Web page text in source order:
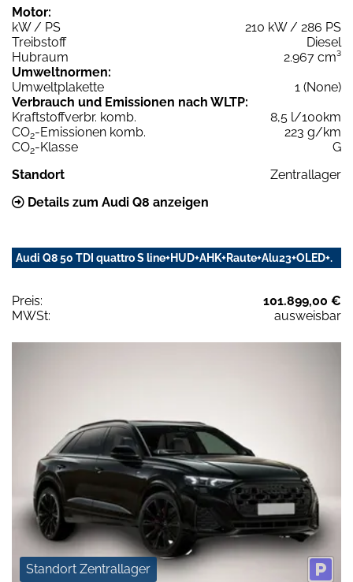
Motor:
kW / PS
210 kW / 286 PS
Treibstoff
Diesel
Hubraum
2.967 cm³
Umweltnormen:
Umweltplakette
1 (None)
Verbrauch und Emissionen nach WLTP:
Kraftstoffverbr. komb.
8,5 l/100km
CO2-Emissionen komb.
223 g/km
CO2-Klasse
G
Standort
Zentrallager
Details zum Audi Q8 anzeigen
Audi Q8 50 TDI quattro S line+HUD+AHK+Raute+Alu23+OLED+.
Preis:
101.899,00 €
MWSt:
ausweisbar
Standort Zentrallager